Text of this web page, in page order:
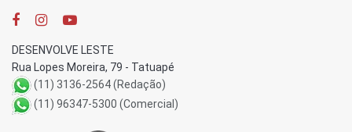
DESENVOLVE LESTE
Rua Lopes Moreira, 79 - Tatuapé
(11) 3136-2564 (Redação)
(11) 96347-5300 (Comercial)